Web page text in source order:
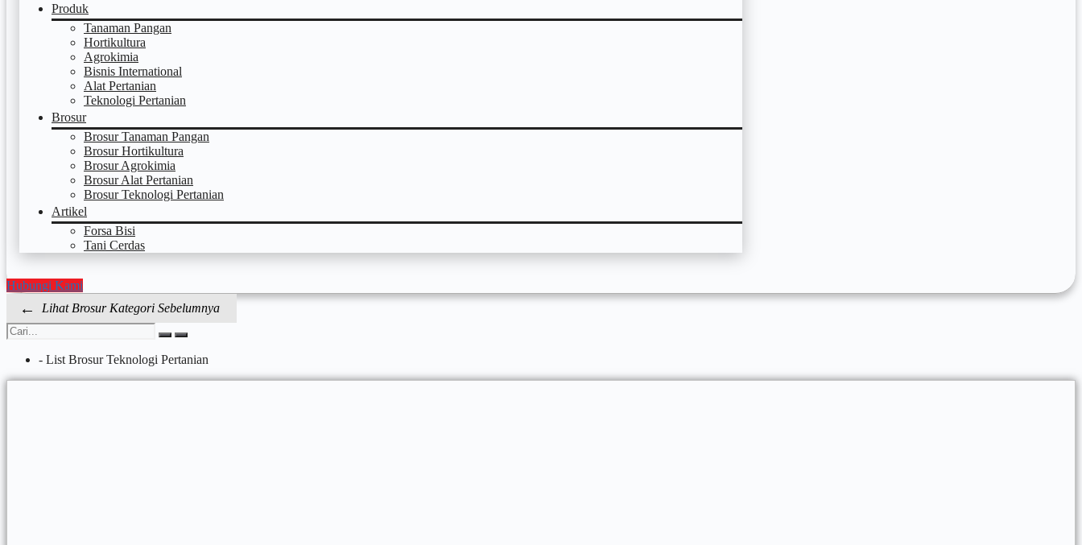
Produk
Tanaman Pangan
Hortikultura
Agrokimia
Bisnis International
Alat Pertanian
Teknologi Pertanian
Brosur
Brosur Tanaman Pangan
Brosur Hortikultura
Brosur Agrokimia
Brosur Alat Pertanian
Brosur Teknologi Pertanian
Artikel
Forsa Bisi
Tani Cerdas
Hubungi Kami
← Lihat Brosur Kategori Sebelumnya
- List Brosur Teknologi Pertanian